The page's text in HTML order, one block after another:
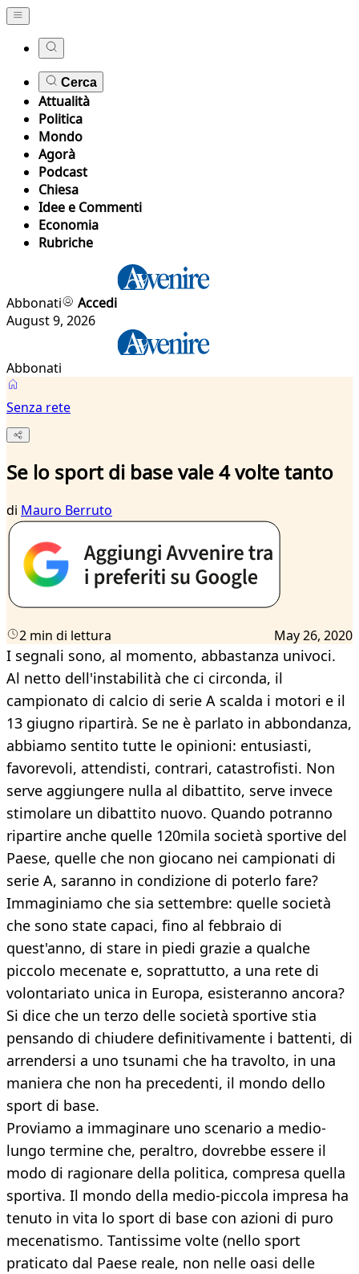
Cerca
Attualità
Politica
Mondo
Agorà
Podcast
Chiesa
Idee e Commenti
Economia
Rubriche
Abbonati
Accedi
August 9, 2026
Abbonati
Senza rete
Se lo sport di base vale 4 volte tanto
di Mauro Berruto
2 min di lettura May 26, 2020
I segnali sono, al momento, abbastanza univoci.
Al netto dell'instabilità che ci circonda, il
campionato di calcio di serie A scalda i motori e il
13 giugno ripartirà. Se ne è parlato in abbondanza,
abbiamo sentito tutte le opinioni: entusiasti,
favorevoli, attendisti, contrari, catastrofisti. Non
serve aggiungere nulla al dibattito, serve invece
stimolare un dibattito nuovo. Quando potranno
ripartire anche quelle 120mila società sportive del
Paese, quelle che non giocano nei campionati di
serie A, saranno in condizione di poterlo fare?
Immaginiamo che sia settembre: quelle società
che sono state capaci, fino al febbraio di
quest'anno, di stare in piedi grazie a qualche
piccolo mecenate e, soprattutto, a una rete di
volontariato unica in Europa, esisteranno ancora?
Si dice che un terzo delle società sportive stia
pensando di chiudere definitivamente i battenti, di
arrendersi a uno tsunami che ha travolto, in una
maniera che non ha precedenti, il mondo dello
sport di base.
Proviamo a immaginare uno scenario a medio-
lungo termine che, peraltro, dovrebbe essere il
modo di ragionare della politica, compresa quella
sportiva. Il mondo della medio-piccola impresa ha
tenuto in vita lo sport di base con azioni di puro
mecenatismo. Tantissime volte (nello sport
praticato dal Paese reale, non nelle oasi delle